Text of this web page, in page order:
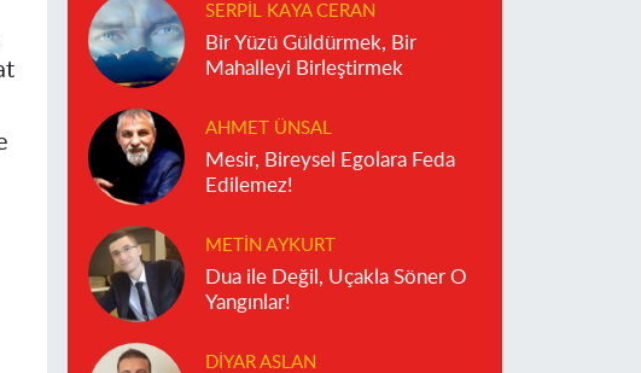
SERPIL KAYA CERAN
Bir Yüzü Güldürmek, Bir
Mahalleyi Birleştirmek
AHMET ÜNSAL
Mesir, Bireysel Egolara Feda
Edilemez!
METIN AYKURT
Dua ile Değil, Uçakla Söner O
Yangınlar!
DIYAR ASLAN